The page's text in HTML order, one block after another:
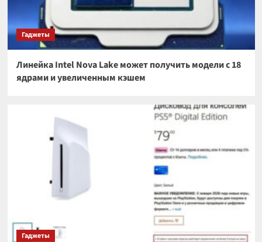
Гаджеты
Линейка Intel Nova Lake может получить модели с 18
ядрами и увеличенным кэшем
Гаджеты